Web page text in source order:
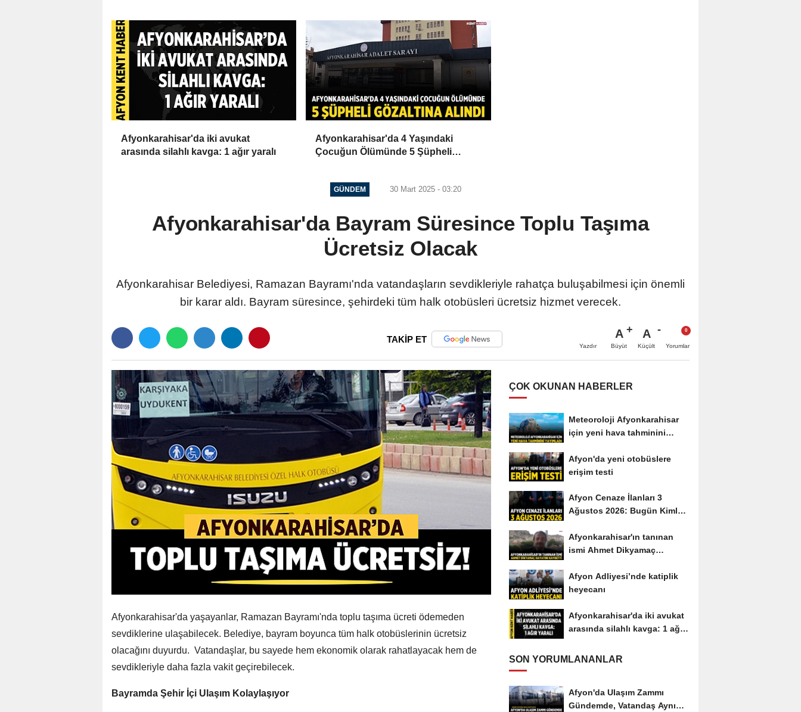
Afyonkarahisar'da iki avukat
arasında silahlı kavga: 1 ağır yaralı
Afyonkarahisar'da 4 Yaşındaki
Çocuğun Ölümünde 5 Şüpheli
GÜNDEM 30 Mart 2025 - 03:20
Afyonkarahisar'da Bayram Süresince Toplu Taşıma
Ücretsiz Olacak
Afyonkarahisar Belediyesi, Ramazan Bayramı'nda vatandaşların sevdikleriyle rahatça buluşabilmesi için önemli
bir karar aldı. Bayram süresince, şehirdeki tüm halk otobüsleri ücretsiz hizmet verecek.
TAKİP ET
Yazdır
A
Büyüt
A
Küçült Yorumlar
Afyonkarahisar'da yaşayanlar, Ramazan Bayramı'nda toplu taşıma ücreti ödemeden
sevdiklerine ulaşabilecek. Belediye, bayram boyunca tüm halk otobüslerinin ücretsiz
olacağını duyurdu. Vatandaşlar, bu sayede hem ekonomik olarak rahatlayacak hem de
sevdikleriyle daha fazla vakit geçirebilecek.
Bayramda Şehir İçi Ulaşım Kolaylaşıyor
ÇOK OKUNAN HABERLER
Meteoroloji Afyonkarahisar
için yeni hava tahminini
Afyon'da yeni otobüslere
erişim testi
Afyon Cenaze İlanları 3
Ağustos 2026: Bugün Kimler
Afyonkarahisar'ın tanınan
ismi Ahmet Dikyamaç
Afyon Adliyesi’nde katiplik
heyecanı
Afyonkarahisar'da iki avukat
arasında silahlı kavga: 1 ağır
SON YORUMLANANLAR
Afyon'da Ulaşım Zammı
Gündemde, Vatandaş Aynı